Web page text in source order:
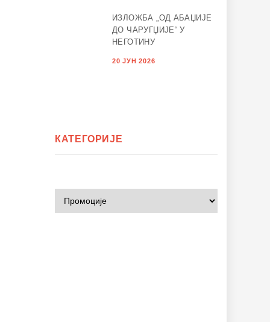
ИЗЛОЖБА „ОД АБАЏИЈЕ
ДО ЧАРУГЏИЈЕ“ У
НЕГОТИНУ
20 ЈУН 2026
КАТЕГОРИЈЕ